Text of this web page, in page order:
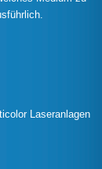
Laseranlagen